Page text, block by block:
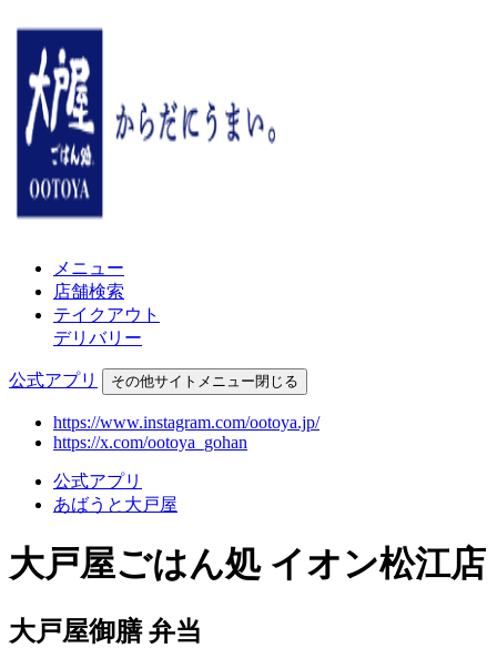
メニュー
店舗検索
テイクアウト
デリバリー
公式アプリ その他サイトメニュー閉じる
https://www.instagram.com/ootoya.jp/
https://x.com/ootoya_gohan
公式アプリ
あばうと大戸屋
大戸屋ごはん処 イオン松江店
大戸屋御膳 弁当